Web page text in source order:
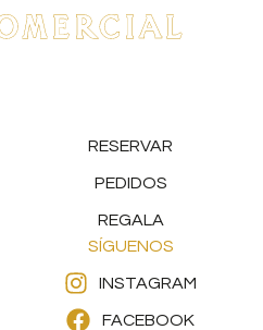
RESERVAR
PEDIDOS
REGALA
SÍGUENOS
INSTAGRAM
FACEBOOK